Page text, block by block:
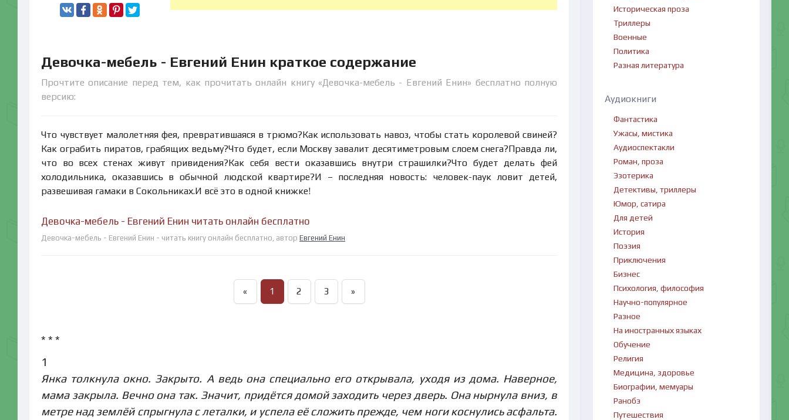
Девочка-мебель - Евгений Енин краткое содержание
Прочтите описание перед тем, как прочитать онлайн книгу «Девочка-мебель - Евгений Енин» бесплатно полную
версию:
Что чувствует малолетняя фея, превратившаяся в трюмо?Как использовать навоз, чтобы стать королевой свиней?
Как ограбить пиратов, грабящих ведьму?Что будет, если Москву завалит десятиметровым слоем снега?Правда ли,
что во всех стенах живут привидения?Как себя вести оказавшись внутри страшилки?Что будет делать фей
холодильника, оказавшись в обычной людской квартире?И – последняя новость: человек-паук ловит детей,
развешивая гамаки в Сокольниках.И всё это в одной книжке!
Девочка-мебель - Евгений Енин читать онлайн бесплатно
Девочка-мебель - Евгений Енин - читать книгу онлайн бесплатно, автор Евгений Енин
« 1 2 3 »
* * *
1
Янка толкнула окно. Закрыто. А ведь она специально его открывала, уходя из дома. Наверное,
мама закрыла. Вечно она так. Значит, придётся домой заходить через дверь. Она нырнула вниз, в
метре над землёй спрыгнула с леталки, и успела её сложить прежде, чем ноги коснулись асфальта.
Историческая проза
Триллеры
Военные
Политика
Разная литература
Аудиокниги
Фантастика
Ужасы, мистика
Аудиоспектакли
Роман, проза
Эзотерика
Детективы, триллеры
Юмор, сатира
Для детей
История
Поэзия
Приключения
Бизнес
Психология, философия
Научно-популярное
Разное
На иностранных языках
Обучение
Религия
Медицина, здоровье
Биографии, мемуары
Ранобэ
Путешествия